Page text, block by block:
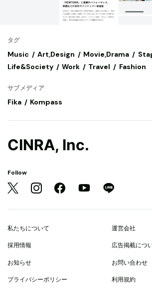
タグ
Music Art,Design Movie,Drama
Life&Society
Work Travel Fashion
サブメディア
Fika Kompass
CINRA, Inc.
Follow
私たちについて 運営会社
採用情報 広告掲載につ
お知らせ お問い合わせ
プライバシーポリシー 利用規約